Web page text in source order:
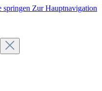
springen Zur Hauptnavigation